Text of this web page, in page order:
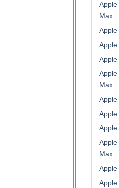
Apple
Max
Apple
Apple
Apple
Apple
Max
Apple
Apple
Apple
Apple
Max
Apple
Apple